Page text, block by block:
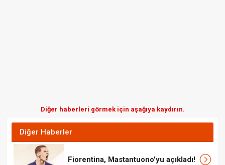
Diğer haberleri görmek için aşağıya kaydırın.
Diğer Haberler
Fiorentina, Mastantuono'yu açıkladı!